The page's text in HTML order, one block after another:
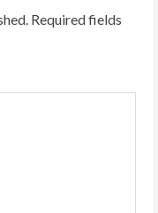
Required fields